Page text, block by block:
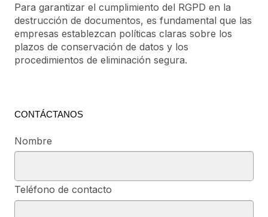
Para garantizar el cumplimiento del RGPD en la
destrucción de documentos, es fundamental que las
empresas establezcan políticas claras sobre los
plazos de conservación de datos y los
procedimientos de eliminación segura.
CONTÁCTANOS
Nombre
Teléfono de contacto